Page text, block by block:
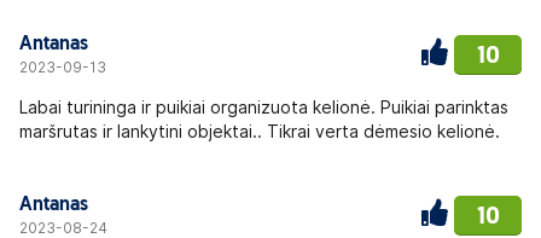
Antanas
2023-09-13 10
Labai turininga ir puikiai organizuota kelionė. Puikiai parinktas
maršrutas ir lankytini objektai.. Tikrai verta dėmesio kelionė.
Antanas
2023-08-24 10